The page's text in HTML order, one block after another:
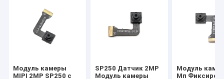
Модуль камеры
MIPI 2MP SP250 с
SP250 Датчик 2MP
Модуль камеры
Модуль
Мп